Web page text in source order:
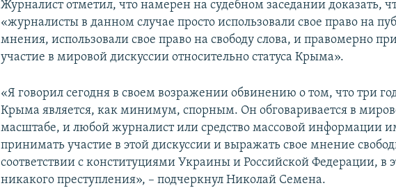
Журналист отметил, что намерен на судебном заседании доказать,
«журналисты в данном случае просто использовали свое право на
мнения, использовали свое право на свободу слова, и правомерно
участие в мировой дискуссии относительно статуса Крыма».
«Я говорил сегодня в своем возражении обвинению о том, что три
Крыма является, как минимум, спорным. Он обговаривается в
масштабе, и любой журналист или средство массовой информации
принимать участие в этой дискуссии и выражать свое мнение
соответствии с конституциями Украины и Российской Федерации, в
никакого преступления», – подчеркнул Николай Семена.